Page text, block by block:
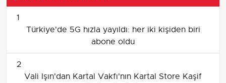
1
Türkiye'de 5G hızla yayıldı: her iki kişiden biri
abone oldu
2
Vali Işın'dan Kartal Vakfı'nın Kartal Store Kaşif